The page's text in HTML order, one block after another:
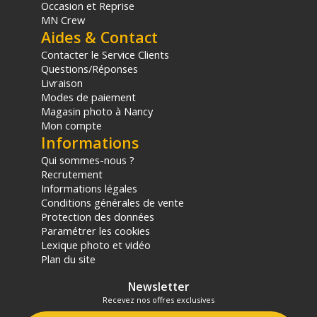
(1) Offre valable jusqu'au 31 Décembre 2030 à partir de 49 euros
d'achat, sur la base d'une expédition Chronopost 24H vers un point
relais situé en France continentale uniquement, valable uniquement
sur les produits de moins de 1m et moins de 20Kg.
(2) Nombre de points Fidélité estimés, hors remises au panier, basé
sur le prix TTC en €, les points seront effectivement calculés dans le
panier.
Occasion et Reprise
MN Crew
Aides & Contact
Contacter le Service Clients
Questions/Réponses
Livraison
Modes de paiement
Magasin photo à Nancy
Mon compte
Informations
Qui sommes-nous ?
Recrutement
Informations légales
Conditions générales de vente
Protection des données
Paramétrer les cookies
Lexique photo et vidéo
Plan du site
Newsletter
Recevez nos offres exclusives